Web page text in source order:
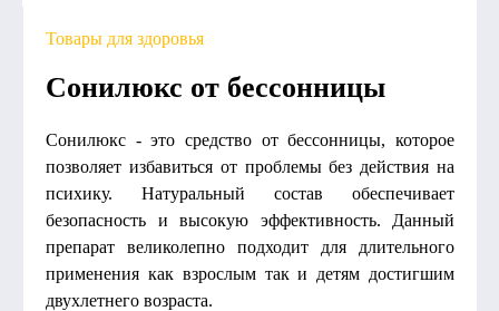
Товары для здоровья
Сонилюкс от бессонницы
Сонилюкс - это средство от бессонницы, которое
позволяет избавиться от проблемы без действия на
психику. Натуральный состав обеспечивает
безопасность и высокую эффективность. Данный
препарат великолепно подходит для длительного
применения как взрослым так и детям достигшим
двухлетнего возраста.